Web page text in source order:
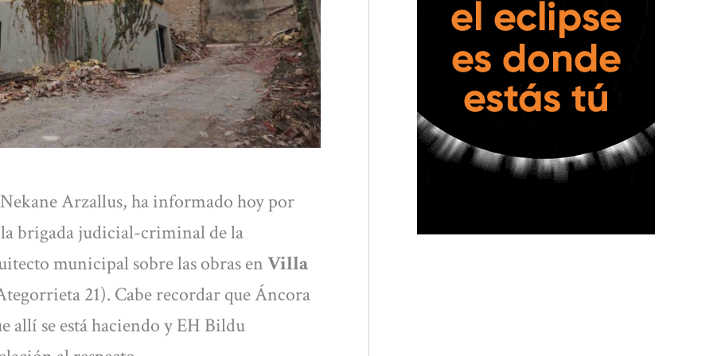
Arzallus, ha informado hoy por
brigada judicial-criminal de la
municipal sobre las obras enVilla
21). Cabe recordar que Áncora
allí se está haciendo y EH Bildu